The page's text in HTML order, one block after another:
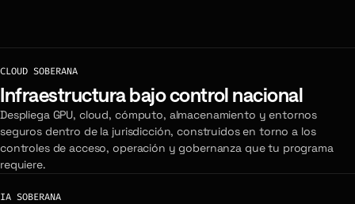
CLOUD SOBERANA
Infraestructura bajo control nacional
Despliega GPU, cloud, cómputo, almacenamiento y entornos
seguros dentro de la jurisdicción, construidos en torno a los
controles de acceso, operación y gobernanza que tu programa
requiere.
IA SOBERANA